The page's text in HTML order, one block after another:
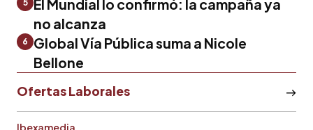
5
El Mundial lo confirmó: la campaña ya
no alcanza
6
Global Vía Pública suma a Nicole
Bellone
Ofertas Laborales
Ibexamedia